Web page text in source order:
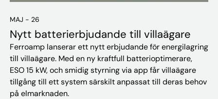
MAJ - 26
Nytt batterierbjudande till villaägare
Ferroamp lanserar ett nytt erbjudande för energilagring
till villaägare. Med en ny kraftfull batterioptimerare,
ESO 15 kW, och smidig styrning via app får villaägare
tillgång till ett system särskilt anpassat till deras behov
på elmarknaden.